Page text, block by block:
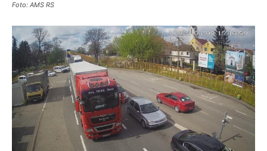
Foto: AMS RS